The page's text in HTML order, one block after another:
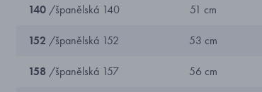
140/španělská 140 51 cm
152 /španělská 152 53 cm
158 /španělská 157 56 cm